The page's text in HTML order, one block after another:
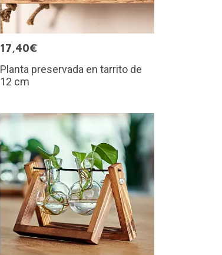
17,40€
Planta preservada en tarrito de
12 cm